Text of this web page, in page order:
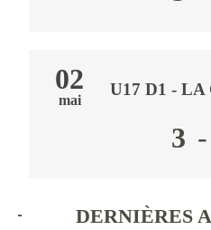
02
mai
U17 D1 - LA
3 -
DERNIÈRES